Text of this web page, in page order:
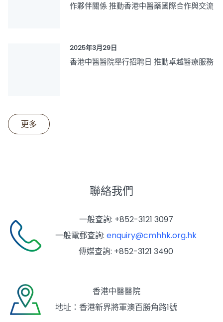
作夥伴關係 推動香港中醫藥國際合作與交流
2025年3月29日
香港中醫醫院舉行招聘日 推動卓越醫療服務
更多
聯絡我們
一般查詢: +852-3121 3097
一般電郵查詢: enquiry@cmhhk.org.hk
傳媒查詢: +852-3121 3490
香港中醫醫院
地址：香港新界將軍澳百勝角路1號